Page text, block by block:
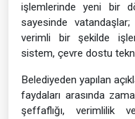
işlemlerinde yeni bir
sayesinde
verimli bir şekilde
sistem, çevre dostu
Belediyeden yapılan
faydaları arasında
şeffaflığı, verimlilik